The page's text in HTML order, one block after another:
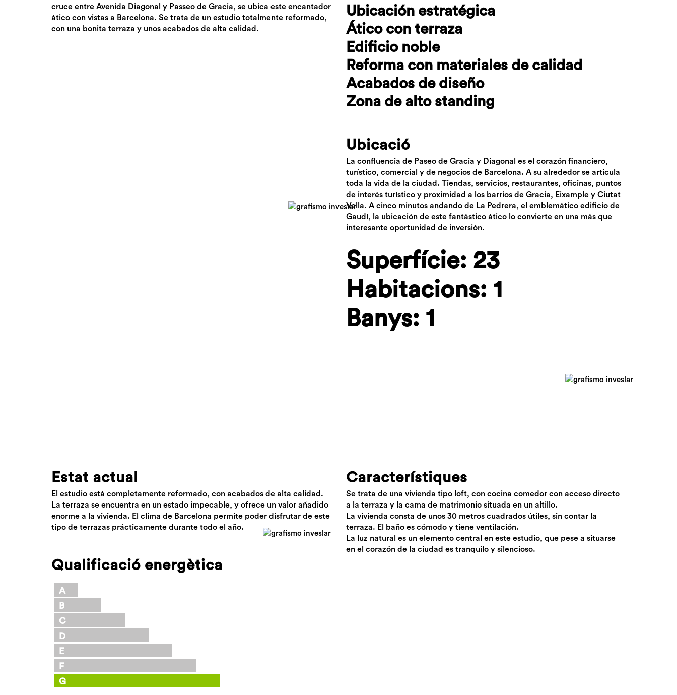
cruce entre Avenida Diagonal y Passeo de Gracia, se ubica este encantador
ático con vistas a Barcelona. Se trata de un estudio totalmente reformado,
con una bonita terraza y unos acabados de alta calidad.
Ubicación estratégica
Ático con terraza
Edificio noble
Reforma con materiales de calidad
Acabados de diseño
Zona de alto standing
Ubicació
La confluencia de Paseo de Gracia y Diagonal es el corazón financiero,
turístico, comercial y de negocios de Barcelona. A su alrededor se articula
toda la vida de la ciudad. Tiendas, servicios, restaurantes, oficinas, puntos
de interés turístico y proximidad a los barrios de Gracia, Eixample y Ciutat
Vella. A cinco minutos andando de La Pedrera, el emblemático edificio de
Gaudí, la ubicación de este fantástico ático lo convierte en una más que
interesante oportunidad de inversión.
Superfície: 23
Habitacions: 1
Banys: 1
Estat actual
El estudio está completamente reformado, con acabados de alta calidad.
La terraza se encuentra en un estado impecable, y ofrece un valor añadido
enorme a la vivienda. El clima de Barcelona permite poder disfrutar de este
tipo de terrazas prácticamente durante todo el año.
Qualificació energètica
A
B
C
D
E
F
G
Característiques
Se trata de una vivienda tipo loft, con cocina comedor con acceso directo
a la terraza y la cama de matrimonio situada en un altillo.
La vivienda consta de unos 30 metros cuadrados útiles, sin contar la
terraza. El baño es cómodo y tiene ventilación.
La luz natural es un elemento central en este estudio, que pese a situarse
en el corazón de la ciudad es tranquilo y silencioso.